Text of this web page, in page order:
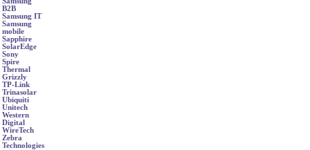
B2B
Samsung IT
Samsung
mobile
Sapphire
SolarEdge
Sony
Spire
Thermal
Grizzly
TP-Link
Trinasolar
Ubiquiti
Unitech
Western
Digital
WireTech
Zebra
Technologies